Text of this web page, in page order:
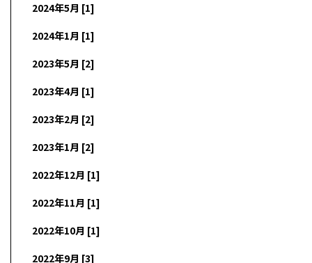
2024年5月 [1]
2024年1月 [1]
2023年5月 [2]
2023年4月 [1]
2023年2月 [2]
2023年1月 [2]
2022年12月 [1]
2022年11月 [1]
2022年10月 [1]
2022年9月 [3]